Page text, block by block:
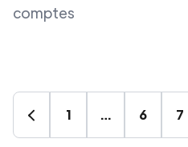
comptes
1 … 6 7